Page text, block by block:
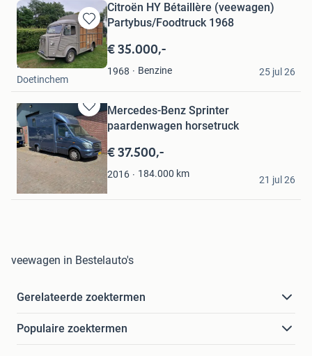
Bewaren
in
Mijn
Favorieten
Citroën HY Bétaillère (veewagen)
Partybus/Foodtruck 1968
€ 35.000,-
1968 Benzine
Hans ten Boom
Doetinchem
25 jul 26
Bewaren
in
Mijn
Favorieten
Mercedes-Benz Sprinter
paardenwagen horsetruck
€ 37.500,-
2016 184.000 km
Sophie
Deurne
21 jul 26
veewagen in Bestelauto's
Gerelateerde zoektermen
Populaire zoektermen